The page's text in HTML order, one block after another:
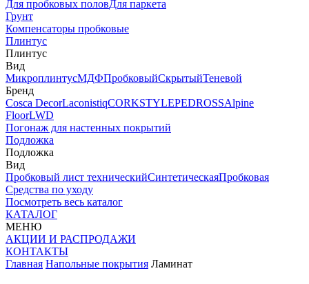
Для пробковых половДля паркета
Грунт
Компенсаторы пробковые
Плинтус
Плинтус
Вид
МикроплинтусМДФПробковыйСкрытыйТеневой
Бренд
Cosca DecorLaconistiqCORKSTYLEPEDROSSAlpine
FloorLWD
Погонаж для настенных покрытий
Подложка
Подложка
Вид
Пробковый лист техническийСинтетическаяПробковая
Средства по уходу
Посмотреть весь каталог
КАТАЛОГ
МЕНЮ
АКЦИИ И РАСПРОДАЖИ
КОНТАКТЫ
Главная Напольные покрытия Ламинат